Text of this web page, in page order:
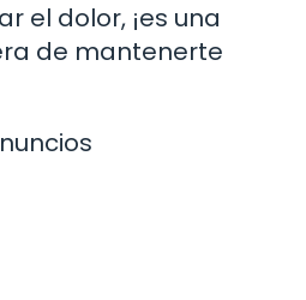
el dolor, ¡es una
de mantenerte